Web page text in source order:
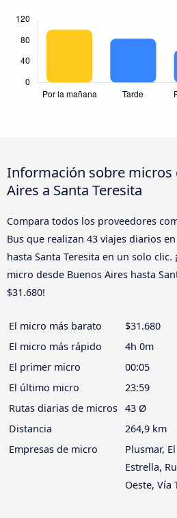
Información sobre micros
Aires a Santa Teresita
Compara todos los proveedores
Bus que realizan 43 viajes diarios
hasta Santa Teresita en un solo clic.
micro desde Buenos Aires hasta
$31.680!
El micro más barato
$31.680
El micro más rápido
4h 0m
El primer micro
00:05
El último micro
23:59
Rutas diarias de micros 43 Ø
Distancia
264,9 km
Empresas de micro
Plusmar,
Estrella,
Oeste, Vía